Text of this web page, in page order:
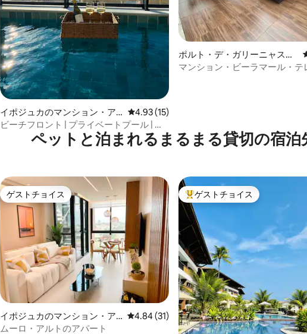
イポジュカのマンション・ア
パート
レビュー15件、5つ星中4.93つ星の平均評価
4.93 (15)
ビーチフロント | プライベートプール | ダ
ウンタウンまで徒歩7分
ポルト・デ・ガリーニャスの
コンドミニアム
マンション・ビーラマール・テ
ペットと泊まれるまるまる貸切の宿泊
ゲストチョイス
ゲストチョイス
イポジュカのマンション・ア
パート
レビュー31件、5つ星中4.84つ星の平均評価
4.84 (31)
ムーロ・アルトのアパート
大好評のゲストチョイスです。
ゲストチョイス